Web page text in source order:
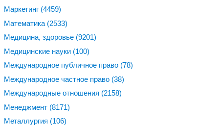
Маркетинг (4459)
Математика (2533)
Медицина, здоровье (9201)
Медицинские науки (100)
Международное публичное право (78)
Международное частное право (38)
Международные отношения (2158)
Менеджмент (8171)
Металлургия (106)